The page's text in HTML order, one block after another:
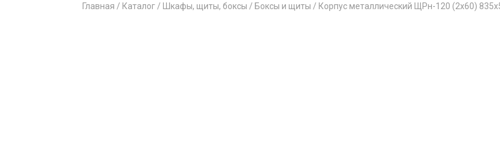
Главная / Каталог / Шкафы, щиты, боксы / Боксы и щиты / Корпус металлический ЩРн-120 (2х60)